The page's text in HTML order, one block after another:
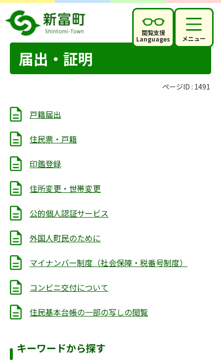
閲覧支援
Languages メニュー
届出・証明
ページID : 1491
戸籍届出
住民票・戸籍
印鑑登録
住所変更・世帯変更
公的個人認証サービス
外国人町民のために
マイナンバー制度（社会保障・税番号制度）
コンビニ交付について
住民基本台帳の一部の写しの閲覧
キーワードから探す